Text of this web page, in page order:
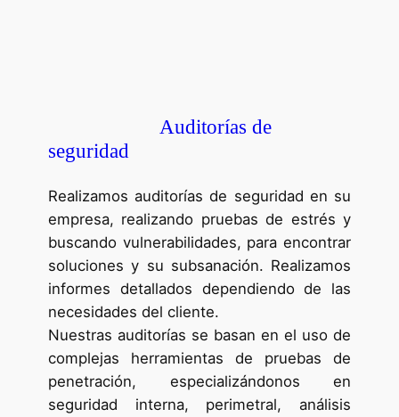
Auditorías de
seguridad
Realizamos auditorías de seguridad en su
empresa, realizando pruebas de estrés y
buscando vulnerabilidades, para encontrar
soluciones y su subsanación. Realizamos
informes detallados dependiendo de las
necesidades del cliente.
Nuestras auditorías se basan en el uso de
complejas herramientas de pruebas de
penetración, especializándonos en
seguridad interna, perimetral, análisis